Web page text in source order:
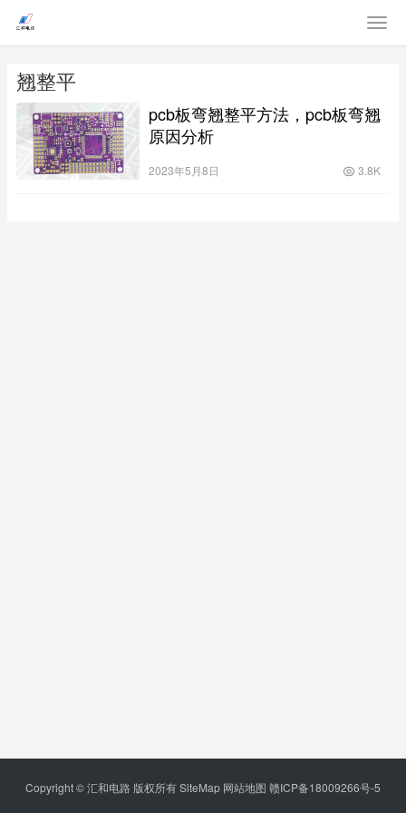
翘整平
pcb板弯翘整平方法，pcb板弯翘
原因分析
2023年5月8日 3.8K
Copyright © 汇和电路 版权所有SiteMap 网站地图 赣ICP备18009266号-5